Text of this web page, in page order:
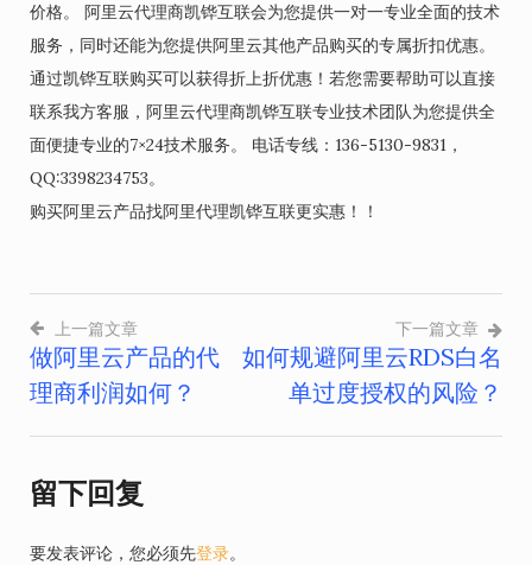
价格。 阿里云代理商凯铧互联会为您提供一对一专业全面的技术
服务，同时还能为您提供阿里云其他产品购买的专属折扣优惠。
通过凯铧互联购买可以获得折上折优惠！若您需要帮助可以直接
联系我方客服，阿里云代理商凯铧互联专业技术团队为您提供全
面便捷专业的7×24技术服务。 电话专线：136-5130-9831，
QQ:3398234753。
购买阿里云产品找阿里代理凯铧互联更实惠！！
文
章
航
上一篇文章
做阿里云产品的代
理商利润如何？
下一篇文章
如何规避阿里云RDS白名
单过度授权的风险？
留下回复
要发表评论，您必须先登录。